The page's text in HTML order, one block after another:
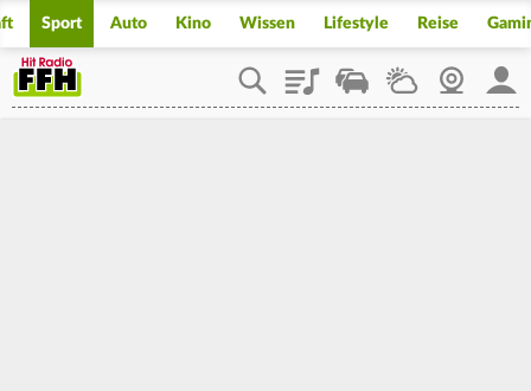
Sport Auto Kino Wissen Lifestyle Reise
PlaylistStaupilotWetterWebcam